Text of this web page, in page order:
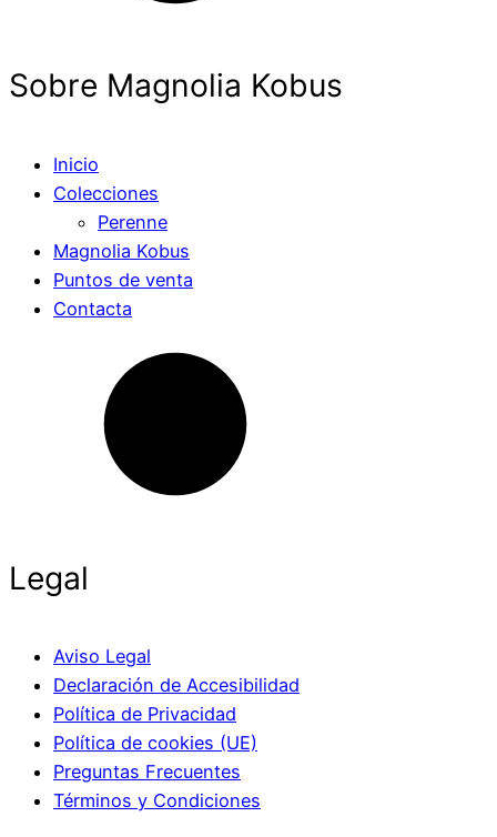
Sobre Magnolia Kobus
Inicio
Colecciones
Perenne
Magnolia Kobus
Puntos de venta
Contacta
Legal
Aviso Legal
Declaración de Accesibilidad
Política de Privacidad
Política de cookies (UE)
Preguntas Frecuentes
Términos y Condiciones